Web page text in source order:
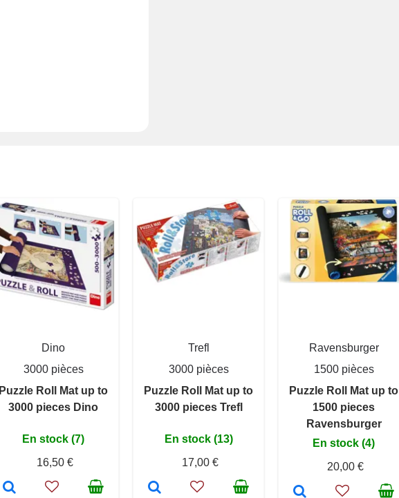
Dino
3000 pièces
Puzzle Roll Mat up to
3000 pieces Dino
En stock (7)
16,50 €
Trefl
3000 pièces
Puzzle Roll Mat up to
3000 pieces Trefl
En stock (13)
17,00 €
Ravensburger
1500 pièces
Puzzle Roll Mat up to
1500 pieces
Ravensburger
En stock (4)
20,00 €